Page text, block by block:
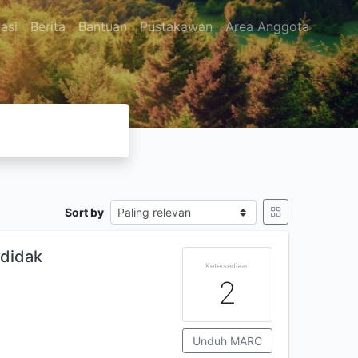
Berita Bantuan Pustakawan Area Anggota
Sort by
Ketersediaan
2
Unduh MARC